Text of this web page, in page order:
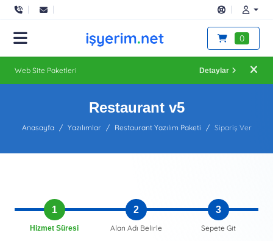
0
Web Site Paketleri Detaylar
Restaurant v5
Anasayfa Yazılımlar Restaurant Yazılım Paketi Sipariş Ver
1
Hizmet Süresi
2
Alan Adı Belirle
3
Sepete Git